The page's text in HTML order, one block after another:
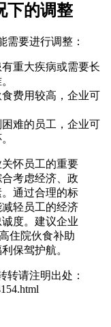
下的调整
需要进行调整：
重大疾病或需要长
食费用较高，企业可
难的员工，企业可
怀员工的重要
考虑经济、政
通过合理的标
轻员工的经济
度。建议企业
住院伙食补助
保驾护航。
转请注明出处：